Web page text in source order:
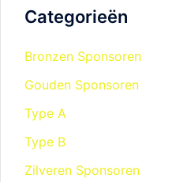
Categorieën
Bronzen Sponsoren
Gouden Sponsoren
Type A
Type B
Zilveren Sponsoren